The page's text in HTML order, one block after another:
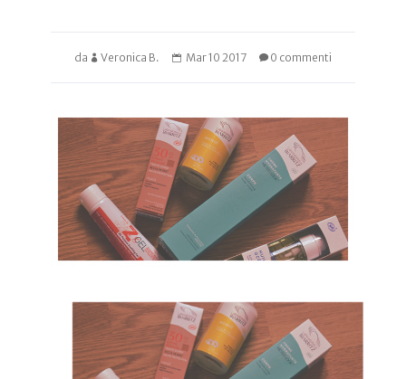
da Veronica B. Mar 10 2017 0 commenti